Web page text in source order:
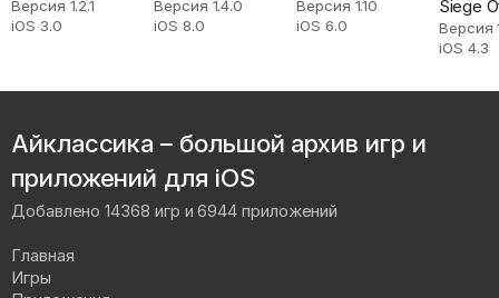
Версия 1.2.1
iOS 3.0
Версия 1.4.0
iOS 8.0
Версия 1.10
iOS 6.0
Siege
Версия
iOS 4.3
Айклассика – большой архив игр и
приложений для iOS
Добавлено 14368 игр и 6944 приложений
Главная
Игры